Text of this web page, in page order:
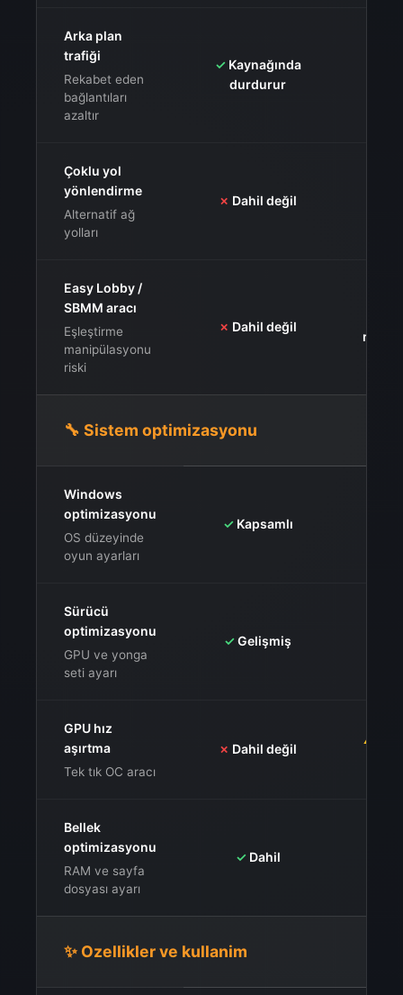
Arka plan
trafiği
Rekabet eden
bağlantıları
azaltır
✓Kaynağında
durdurur
Çoklu yol
yönlendirme
Alternatif ağ
yolları
✗ Dahil değil
Easy Lobby /
SBMM aracı
Eşleştirme
manipülasyonu
riski
✗ Dahil değil
risk in
🔧 Sistem optimizasyonu
Windows
optimizasyonu
OS düzeyinde
oyun ayarları
✓Kapsamlı
Sürücü
optimizasyonu
GPU ve yonga
seti ayarı
✓Gelişmiş
GPU hız
aşırtma
Tek tık OC aracı
✗ Dahil değil
⚠️
Bellek
optimizasyonu
RAM ve sayfa
dosyası ayarı
✓Dahil
✨ Ozellikler ve kullanim